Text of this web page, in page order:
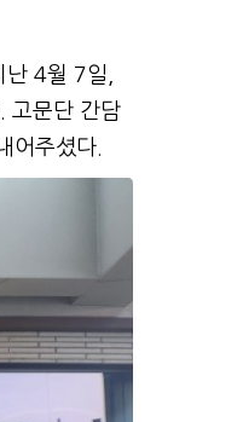
4월 7일,
고문단 간담
어주셨다.